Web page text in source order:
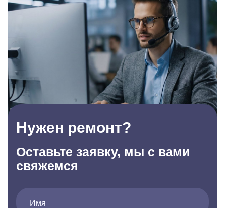
Нужен ремонт?
Оставьте заявку, мы с вами
свяжемся
Имя